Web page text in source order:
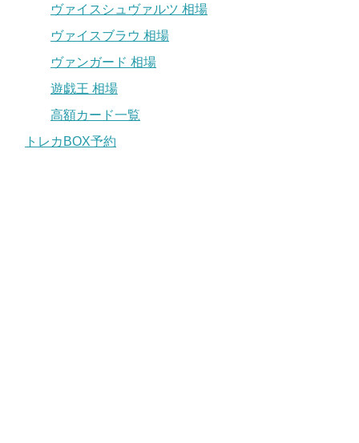
ヴァイスシュヴァルツ 相場
ヴァイスブラウ 相場
ヴァンガード 相場
遊戯王 相場
高額カード一覧
トレカBOX予約